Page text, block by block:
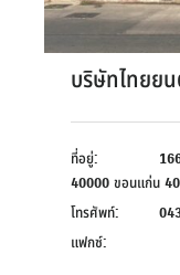
บริษัทไทยย
ที่อยู่:
40000 ขอนแก่น
โทรศัพท์:
แฟกซ์: